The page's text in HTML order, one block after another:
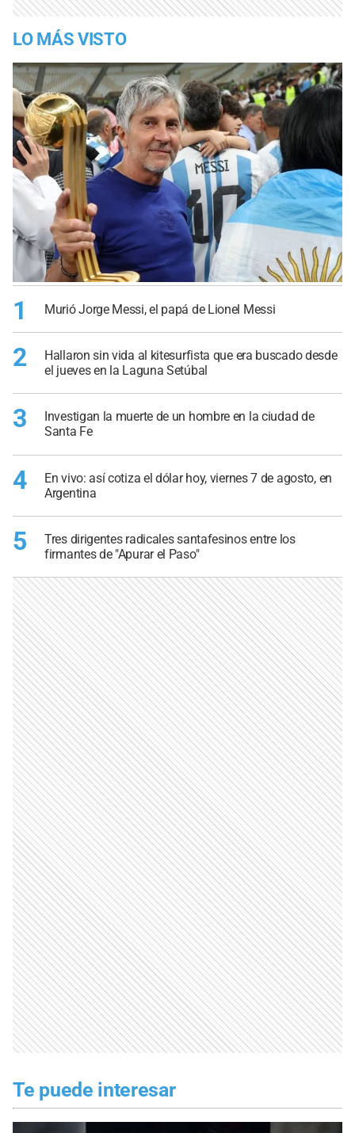
LO MÁS VISTO
1 Murió Jorge Messi, el papá de Lionel Messi
2
Hallaron sin vida al kitesurfista que era buscado desde
el jueves en la Laguna Setúbal
3
Investigan la muerte de un hombre en la ciudad de
Santa Fe
4
En vivo: así cotiza el dólar hoy, viernes 7 de agosto, en
Argentina
5
Tres dirigentes radicales santafesinos entre los
firmantes de "Apurar el Paso"
Te puede interesar